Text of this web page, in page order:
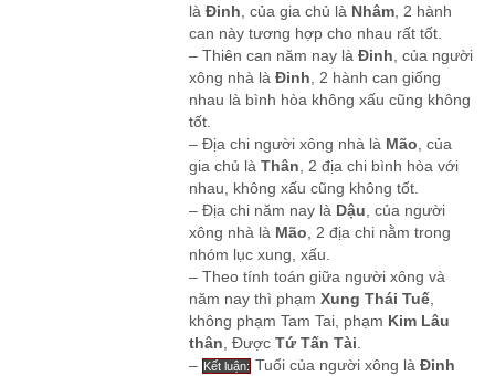
là Đinh , của gia chủ là Nhâm , 2 hành
can này tương hợp cho nhau rất tốt.
– Thiên can năm nay là Đinh , của người
xông nhà là Đinh , 2 hành can giống
nhau là bình hòa không xấu cũng không
tốt.
– Địa chi người xông nhà là Mão , của
gia chủ là Thân , 2 địa chi bình hòa với
nhau, không xấu cũng không tốt.
– Địa chi năm nay là Dậu , của người
xông nhà là Mão , 2 địa chi nằm trong
nhóm lục xung, xấu.
– Theo tính toán giữa người xông và
năm nay thì phạm Xung Thái Tuế
không phạm Tam Tai, phạm Kim Lâu
thân , Được Tứ Tấn Tài
– Kết luận: Tuổi của người xông là Đinh